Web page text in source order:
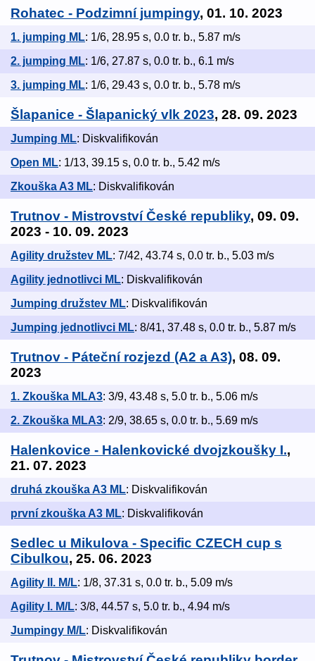
Rohatec - Podzimní jumpingy, 01. 10. 2023
1. jumping ML: 1/6, 28.95 s, 0.0 tr. b., 5.87 m/s
2. jumping ML: 1/6, 27.87 s, 0.0 tr. b., 6.1 m/s
3. jumping ML: 1/6, 29.43 s, 0.0 tr. b., 5.78 m/s
Šlapanice - Šlapanický vlk 2023, 28. 09. 2023
Jumping ML: Diskvalifikován
Open ML: 1/13, 39.15 s, 0.0 tr. b., 5.42 m/s
Zkouška A3 ML: Diskvalifikován
Trutnov - Mistrovství České republiky, 09. 09.
2023 - 10. 09. 2023
Agility družstev ML: 7/42, 43.74 s, 0.0 tr. b., 5.03 m/s
Agility jednotlivci ML: Diskvalifikován
Jumping družstev ML: Diskvalifikován
Jumping jednotlivci ML: 8/41, 37.48 s, 0.0 tr. b., 5.87 m/s
Trutnov - Páteční rozjezd (A2 a A3), 08. 09.
2023
1. Zkouška MLA3: 3/9, 43.48 s, 5.0 tr. b., 5.06 m/s
2. Zkouška MLA3: 2/9, 38.65 s, 0.0 tr. b., 5.69 m/s
Halenkovice - Halenkovické dvojzkoušky I.,
21. 07. 2023
druhá zkouška A3 ML: Diskvalifikován
první zkouška A3 ML: Diskvalifikován
Sedlec u Mikulova - Specific CZECH cup s
Cibulkou, 25. 06. 2023
Agility II. M/L: 1/8, 37.31 s, 0.0 tr. b., 5.09 m/s
Agility I. M/L: 3/8, 44.57 s, 5.0 tr. b., 4.94 m/s
Jumpingy M/L: Diskvalifikován